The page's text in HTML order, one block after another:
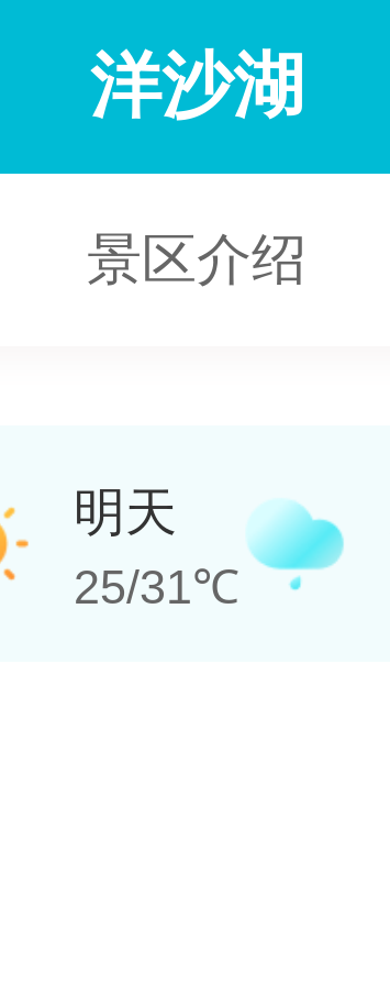
洋沙湖
景区介绍
明天
25/31℃